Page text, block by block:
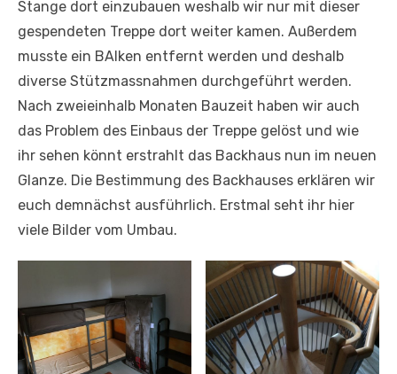
Stange dort einzubauen weshalb wir nur mit dieser
gespendeten Treppe dort weiter kamen. Außerdem
musste ein BAlken entfernt werden und deshalb
diverse Stützmassnahmen durchgeführt werden.
Nach zweieinhalb Monaten Bauzeit haben wir auch
das Problem des Einbaus der Treppe gelöst und wie
ihr sehen könnt erstrahlt das Backhaus nun im neuen
Glanze. Die Bestimmung des Backhauses erklären wir
euch demnächst ausführlich. Erstmal seht ihr hier
viele Bilder vom Umbau.